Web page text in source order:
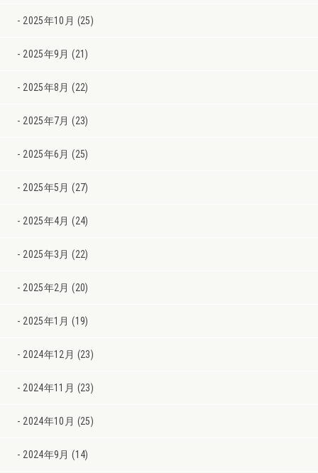
2025年10月 (25)
2025年9月 (21)
2025年8月 (22)
2025年7月 (23)
2025年6月 (25)
2025年5月 (27)
2025年4月 (24)
2025年3月 (22)
2025年2月 (20)
2025年1月 (19)
2024年12月 (23)
2024年11月 (23)
2024年10月 (25)
2024年9月 (14)